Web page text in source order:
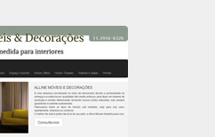
Móveis
sob medidas e